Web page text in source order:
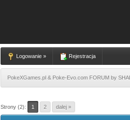
Logowanie » Rejestracja
PokeXGames.pl & Poke-Evo.com FORUM by
Strony (2): 1 2 dalej »